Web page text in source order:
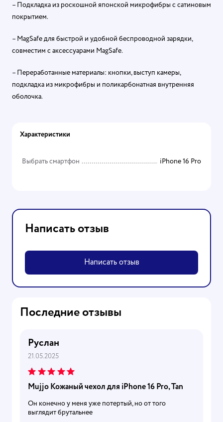
– Подкладка из роскошной японской микрофибры с сатиновым
покрытием.
– MagSafe для быстрой и удобной беспроводной зарядки,
совместим с аксессуарами MagSafe.
– Переработанные материалы: кнопки, выступ камеры,
подкладка из микрофибры и поликарбонатная внутренняя
оболочка.
Характеристики
Выбрать смартфон iPhone 16 Pro
Написать отзыв
Написать отзыв
Последние отзывы
Руслан
21.05.2025
Mujjo Кожаный чехол для iPhone 16 Pro, Tan
Он конечно у меня уже потертый, но от того
выглядит брутальнее